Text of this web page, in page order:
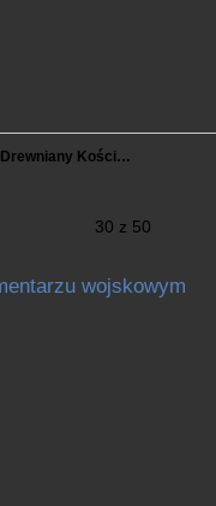
Drewniany Kości…
30 z 50